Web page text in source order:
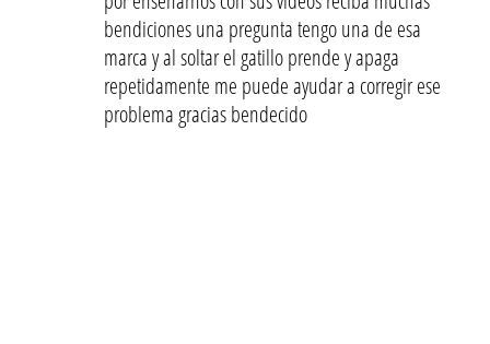
bendiciones una pregunta tengo una de esa
marca y al soltar el gatillo prende y apaga
repetidamente me puede ayudar a corregir ese
problema gracias bendecido